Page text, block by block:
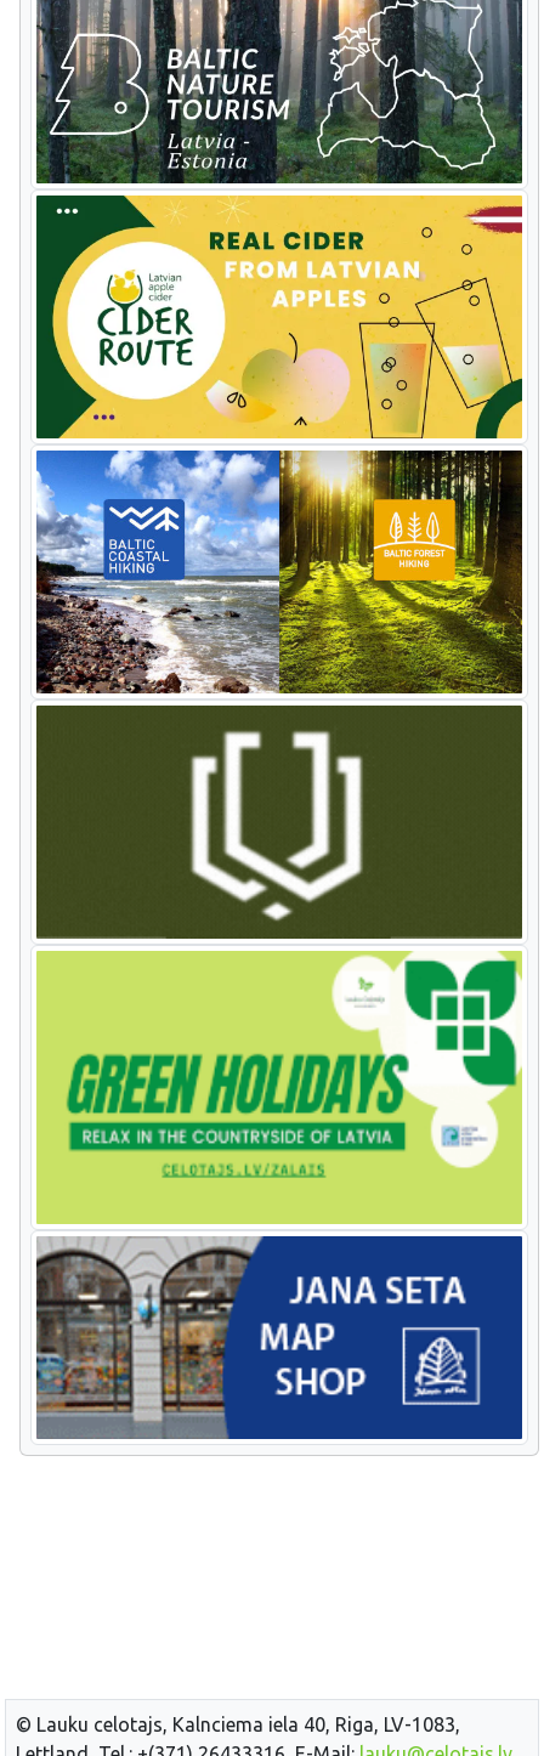
© Lauku celotajs, Kalnciema iela 40, Riga, LV-1083,